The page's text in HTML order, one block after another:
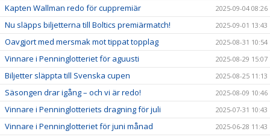
Kapten Wallman redo för cuppremiär 2025-09-04 08:26
Nu släpps biljetterna till Boltics premiärmatch! 2025-09-01 13:43
Oavgjort med mersmak mot tippat topplag 2025-08-31 10:54
Vinnare i Penninglotteriet för aguusti 2025-08-29 15:07
Biljetter släppta till Svenska cupen 2025-08-25 11:13
Säsongen drar igång – och vi är redo! 2025-08-09 10:46
Vinnare i Penninglotteriets dragning för juli 2025-07-31 10:43
Vinnare i Penninglotteriet för juni månad 2025-06-28 11:43